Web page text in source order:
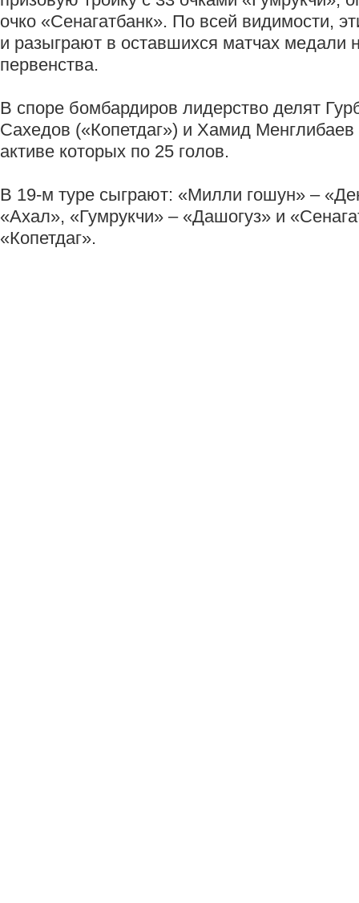
очко «Сенагатбанк». По всей видимости,
и разыграют в оставшихся матчах медали
первенства.
В споре бомбардиров лидерство делят
Сахедов («Копетдаг») и Хамид
активе которых по 25 голов.
В 19-м туре сыграют: «Милли гошун» –
«Ахал», «Гумрукчи» – «Дашогуз» и
«Копетдаг».